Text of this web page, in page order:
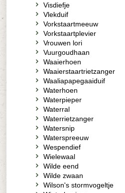
Visdiefje
Vlekduif
Vorkstaartmeeuw
Vorkstaartplevier
Vrouwen lori
Vuurgoudhaan
Waaierhoen
Waaierstaartrietzanger
Waaliapapegaaiduif
Waterhoen
Waterpieper
Waterral
Waterrietzanger
Watersnip
Waterspreeuw
Wespendief
Wielewaal
Wilde eend
Wilde zwaan
Wilson's stormvogeltje